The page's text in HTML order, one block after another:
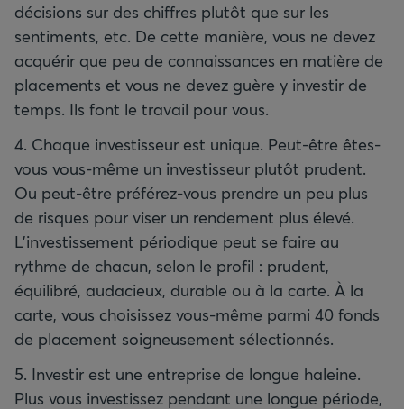
décisions sur des chiffres plutôt que sur les
sentiments, etc. De cette manière, vous ne devez
acquérir que peu de connaissances en matière de
placements et vous ne devez guère y investir de
temps. Ils font le travail pour vous.
4. Chaque investisseur est unique. Peut-être êtes-
vous vous-même un investisseur plutôt prudent.
Ou peut-être préférez-vous prendre un peu plus
de risques pour viser un rendement plus élevé.
L'investissement périodique peut se faire au
rythme de chacun, selon le profil : prudent,
équilibré, audacieux, durable ou à la carte. À la
carte, vous choisissez vous-même parmi 40 fonds
de placement soigneusement sélectionnés.
5. Investir est une entreprise de longue haleine.
Plus vous investissez pendant une longue période,